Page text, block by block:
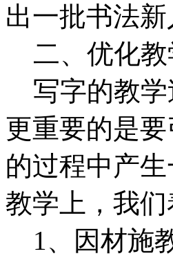
出一批书法新
二、优化教
写字的教学
更重要的是
的过程中产
教学上，我
1、因材施